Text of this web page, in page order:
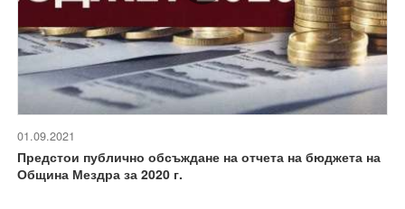
01.09.2021
Предстои публично обсъждане на отчета на бюджета на
Община Мездра за 2020 г.